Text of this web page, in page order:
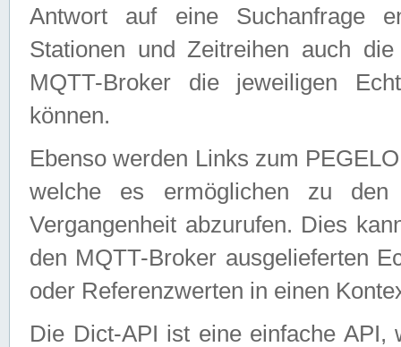
Antwort auf eine Suchanfrage
Stationen und Zeitreihen auch
MQTT-Broker die jeweiligen
können.
Ebenso werden Links zum
welche es ermöglichen zu den
Vergangenheit abzurufen. Dies
den MQTT-Broker ausgelieferten
oder Referenzwerten in einen
Die Dict-API ist eine einfache API,